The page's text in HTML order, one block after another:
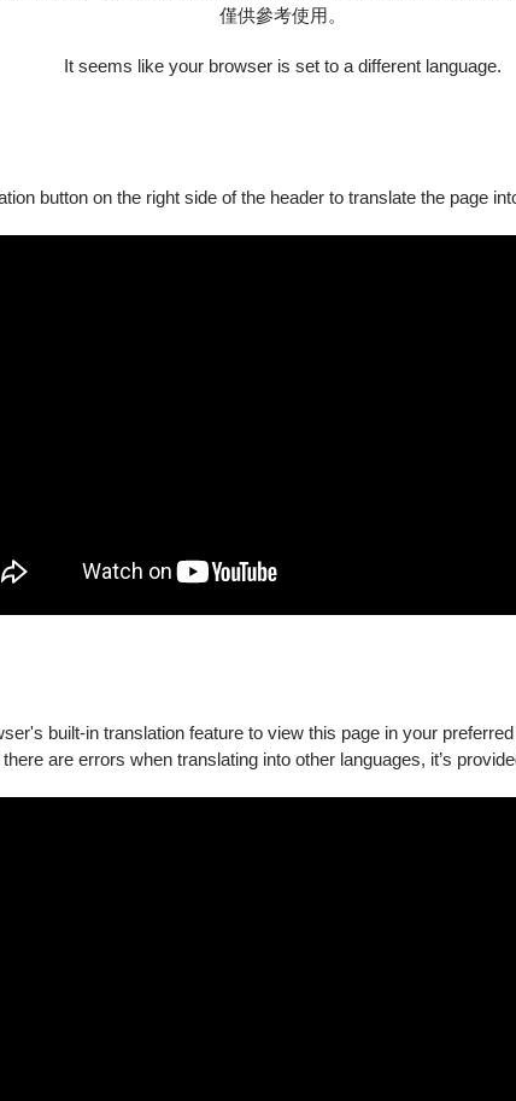
僅供參考使用。
It seems like your browser is set to a different language.
button on the right side of the header to translate the page
built-in translation feature to view this page in your
are errors when translating into other languages, it’s
或一樓信義路側坡道入口（四號門）進場
或一樓信義路側坡道入口（四號門）進場